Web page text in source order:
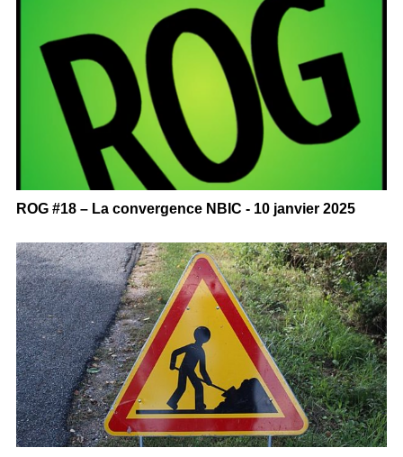
ROG #18 – La convergence NBIC - 10 janvier 2025